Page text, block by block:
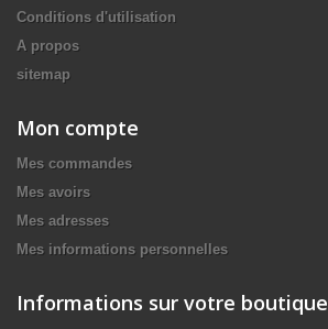
Conditions d'utilisation
A propos
sitemap
Mon compte
Mes commandes
Mes avoirs
Mes adresses
Mes informations personnelles
Informations sur votre boutique